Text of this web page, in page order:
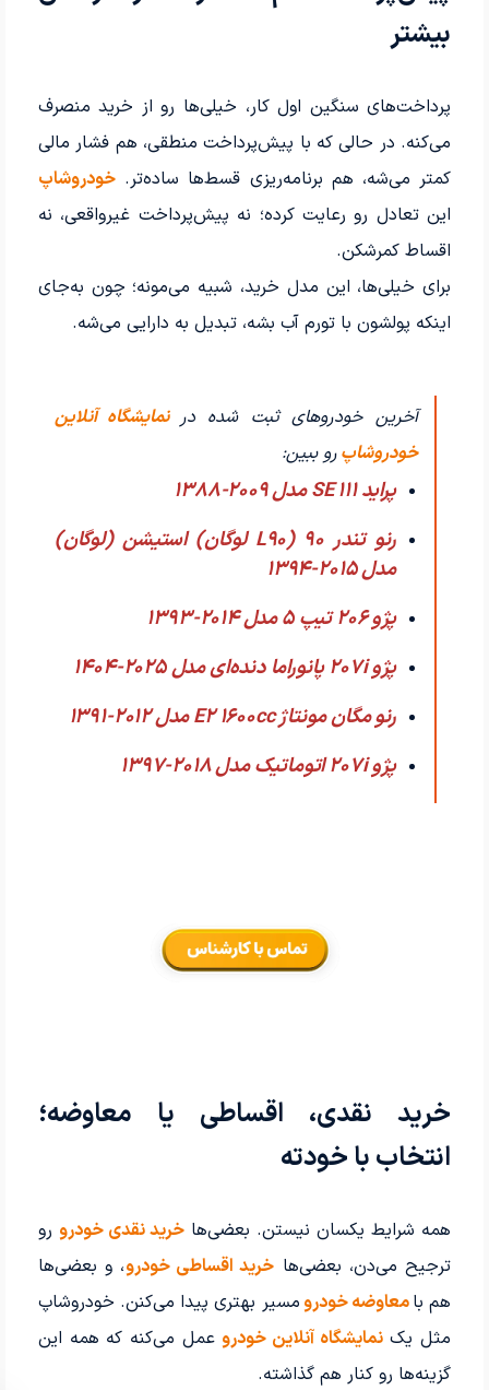
بیشتر
پرداخت‌های سنگین اول کار، خیلی‌ها رو از خرید منصرف
می‌کنه. در حالی که با پیش‌پرداخت منطقی، هم فشار مالی
کمتر می‌شه، هم برنامه‌ریزی قسط‌ها ساده‌تر.خودروشاپ
این تعادل رو رعایت کرده؛ نه پیش‌پرداخت غیرواقعی، نه
اقساط کمرشکن.
برای خیلی‌ها، این مدل خرید، شبیه می‌مونه؛ چون به‌جای
اینکه پولشون با تورم آب بشه، تبدیل به دارایی می‌شه.
آخرین خودروهای ثبت شده در نمایشگاه آنلاین
خودروشاپرو ببین:
پراید 111 SE مدل 2009-1388
رنو تندر 90 (L90 لوگان) استیشن (لوگان)
مدل 2015-1394
پژو 206 تیپ ۵ مدل 2014-1393
پژو 207i پانوراما دنده‌ای مدل 2025-1404
رنو مگان مونتاژ E2 1600cc مدل 2012-1391
پژو 207i اتوماتیک مدل 2018-1397
خرید نقدی، اقساطی یا معاوضه؛
انتخاب با خودته
همه شرایط یکسان نیستن. بعضی‌هاخرید نقدی خودرو رو
ترجیح می‌دن، بعضی‌ها خرید اقساطی خودرو، و بعضی‌ها
هم بامعاوضه خودرومسیر بهتری پیدا می‌کنن. خودروشاپ
مثل یکنمایشگاه آنلاین خودروعمل می‌کنه که همه این
گزینه‌ها رو کنار هم گذاشته.